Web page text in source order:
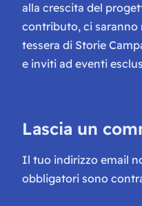
alla crescita del
contributo, ci saranno
tessera di Storie
e inviti ad eventi
Lascia un
Il tuo indirizzo email
obbligatori sono